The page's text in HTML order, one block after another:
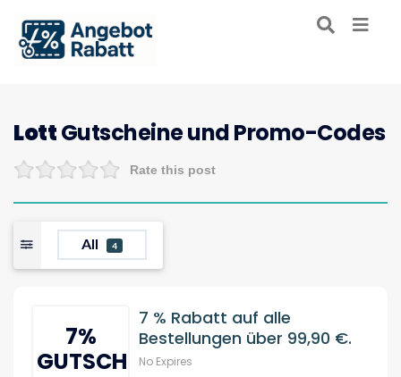
LottGutscheine und Promo-Codes
Rate this post
All 4
7%
GUTSCHEIN
7 % Rabatt auf alle
Bestellungen über 99,90 €.
No Expires